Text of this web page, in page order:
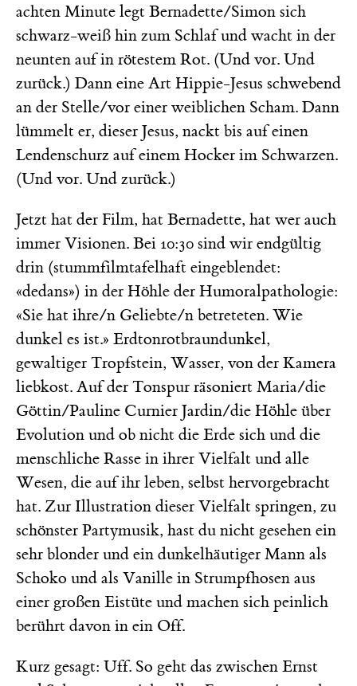
achten Minute legt Bernadette/Simon sich
schwarz-weiß hin zum Schlaf und wacht in der
neunten auf in rötestem Rot. (Und vor. Und
zurück.) Dann eine Art Hippie-Jesus schwebend
an der Stelle/vor einer weiblichen Scham. Dann
lümmelt er, dieser Jesus, nackt bis auf einen
Lendenschurz auf einem Hocker im Schwarzen.
(Und vor. Und zurück.)
Jetzt hat der Film, hat Bernadette, hat wer auch
immer Visionen. Bei 10:30 sind wir endgültig
drin (stummfilmtafelhaft eingeblendet:
«dedans») in der Höhle der Humoralpathologie:
«Sie hat ihre/n Geliebte/n betreteten. Wie
dunkel es ist.» Erdtonrotbraundunkel,
gewaltiger Tropfstein, Wasser, von der Kamera
liebkost. Auf der Tonspur räsoniert Maria/die
Göttin/Pauline Curnier Jardin/die Höhle über
Evolution und ob nicht die Erde sich und die
menschliche Rasse in ihrer Vielfalt und alle
Wesen, die auf ihr leben, selbst hervorgebracht
hat. Zur Illustration dieser Vielfalt springen, zu
schönster Partymusik, hast du nicht gesehen ein
sehr blonder und ein dunkelhäutiger Mann als
Schoko und als Vanille in Strumpfhosen aus
einer großen Eistüte und machen sich peinlich
berührt davon in ein Off.
Kurz gesagt: Uff. So geht das zwischen Ernst